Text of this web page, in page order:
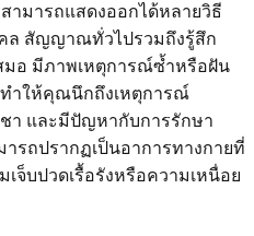
ามารถแสดงออกได้หลายวิธี
ล สัญญาณทั่วไปรวมถึงรู้สึก
มอ มีภาพเหตุการณ์ซ้ำหรือฝัน
ำให้คุณนึกถึงเหตุการณ์
า และมีปัญหากับการรักษา
รถปรากฏเป็นอาการทางกายที่
จ็บปวดเรื้อรังหรือความเหนื่อย